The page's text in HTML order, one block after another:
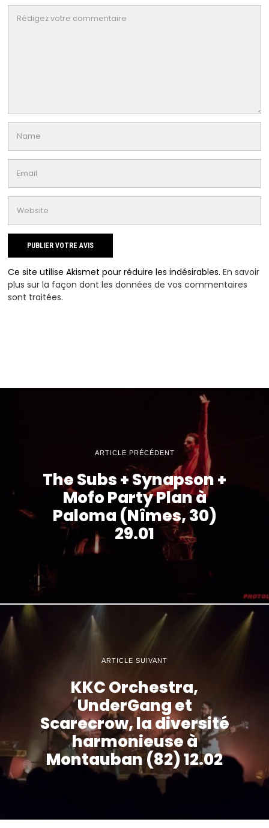
Ce site utilise Akismet pour réduire les indésirables.En savoir
plus sur la façon dont les données de vos commentaires
sont traitées.
ARTICLE PRÉCÉDENT
The Subs + Synapson +
Mofo Party Plan à
Paloma (Nîmes, 30)
29.01
ARTICLE SUIVANT
KKC Orchestra,
UnderGang et
Scarecrow, la diversité
harmonieuse à
Montauban (82) 12.02